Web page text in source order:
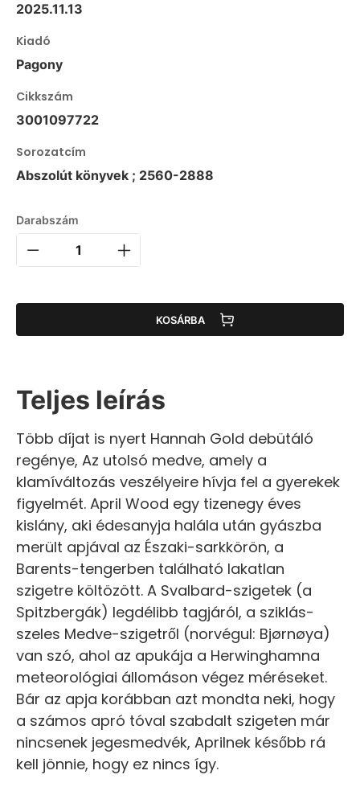
2025.11.13
Kiadó
Pagony
Cikkszám
3001097722
Sorozatcím
Abszolút könyvek ; 2560-2888
Darabszám
KOSÁRBA
Teljes leírás
Több díjat is nyert Hannah Gold debütáló
regénye, Az utolsó medve, amely a
klamíváltozás veszélyeire hívja fel a gyerekek
figyelmét. April Wood egy tizenegy éves
kislány, aki édesanyja halála után gyászba
merült apjával az Északi-sarkkörön, a
Barents-tengerben található lakatlan
szigetre költözött. A Svalbard-szigetek (a
Spitzbergák) legdélibb tagjáról, a sziklás-
szeles Medve-szigetről (norvégul: Bjørnøya)
van szó, ahol az apukája a Herwinghamna
meteorológiai állomáson végez méréseket.
Bár az apja korábban azt mondta neki, hogy
a számos apró tóval szabdalt szigeten már
nincsenek jegesmedvék, Aprilnek később rá
kell jönnie, hogy ez nincs így.